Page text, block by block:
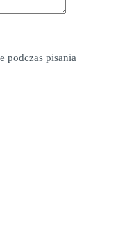
podczas pisania